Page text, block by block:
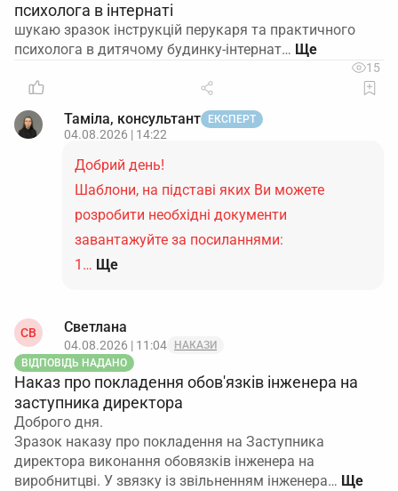
психолога в інтернаті
шукаю зразок інструкцій перукаря та практичного
психолога в дитячому будинку-інтернат…
15
Таміла, консультант ЕКСПЕРТ
04.08.2026 | 14:22
Добрий день!
Шаблони, на підставі яких Ви можете
розробити необхідні документи
завантажуйте за посиланнями:
1… Ще
СВ Светлана
04.08.2026 | 11:04
НАКАЗИ
ВІДПОВІДЬ НАДАНО
Наказ про покладення обов'язків інженера на
заступника директора
Доброго дня.
Зразок наказу про покладення на Заступника
директора виконання обовязків інженера на
виробнитцві. У звязку із звільненням інженера…